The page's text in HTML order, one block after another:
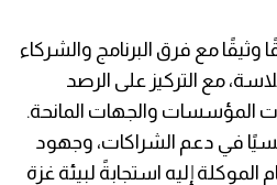
مع فرق البرنامج والشركاء
مع التركيز على الرصد
المؤسسات والجهات المانحة.
في دعم الشراكات، وجهود
الموكلة إليه استجابةً لبيئة غزة